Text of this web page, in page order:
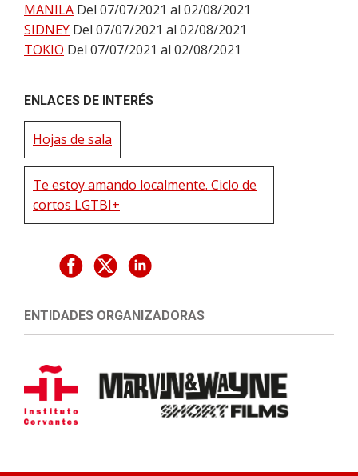
MANILA Del 07/07/2021 al 02/08/2021
SIDNEY Del 07/07/2021 al 02/08/2021
TOKIO Del 07/07/2021 al 02/08/2021
ENLACES DE INTERÉS
Hojas de sala
Te estoy amando localmente. Ciclo de
cortos LGTBI+
ENTIDADES ORGANIZADORAS